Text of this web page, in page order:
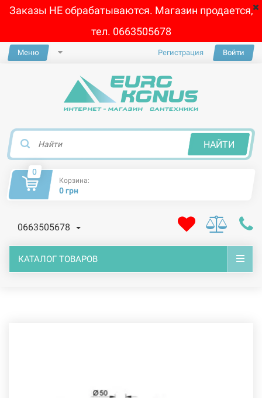
Заказы НЕ обрабатываются. Магазин продается,
тел. 0663505678
Меню Регистрация Войти
НАЙТИ
0
Корзина:
0 грн
0663505678
КАТАЛОГ ТОВАРОВ